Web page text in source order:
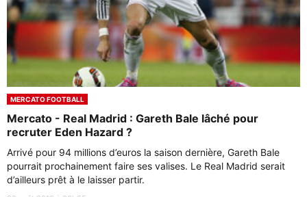
MERCATO FOOTBALL
Mercato - Real Madrid : Gareth Bale lâché pour
recruter Eden Hazard ?
Arrivé pour 94 millions d’euros la saison dernière, Gareth Bale
pourrait prochainement faire ses valises. Le Real Madrid serait
d’ailleurs prêt à le laisser partir.